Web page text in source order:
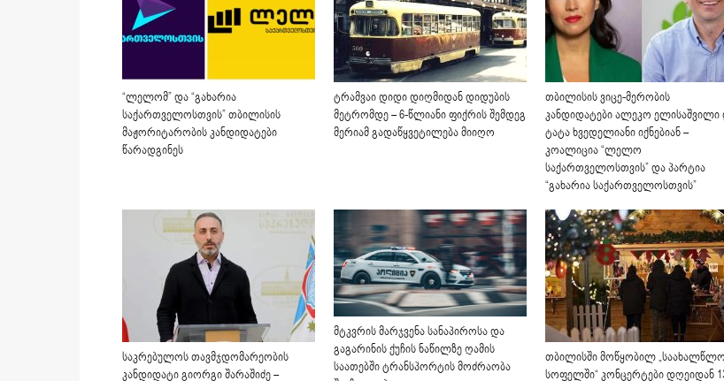
“ლელომ” და “გახარია
საქართველოსთვის” თბილისის
მაჟორიტარობის კანდიდატები
წარადგინეს
ტრამვაი დიდი დიღმიდან დიდუბის
მეტრომდე – 6-წლიანი ფიქრის შემდეგ
მერიამ გადაწყვეტილება მიიღო
თბილისის ვიცე-მერობის
კანდიდატები ალეკო ელისაშვილი
ტატა ხვედელიანი იქნებიან –
კოალიცია “ლელო
საქართველოსთვის” და პარტია
“გახარია საქართველოსთვის”
საკრებულოს თავმჯდომარეობის
კანდიდატი გიორგი შარაშიძე –
მტკვრის მარჯვენა სანაპიროსა და
გაგარინის ქუჩის ნაწილზე ღამის
საათებში ტრანსპორტის მოძრაობა
თბილისში მოწყობილ „საახალწლო
სოფელში“ კონცერტები დღეიდან